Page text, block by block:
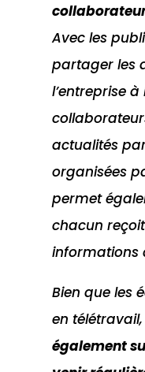
Avec les
partager les
l’entreprise à
actualités
organisées
permet
chacun
informations
Bien que les
en télétravail,
également